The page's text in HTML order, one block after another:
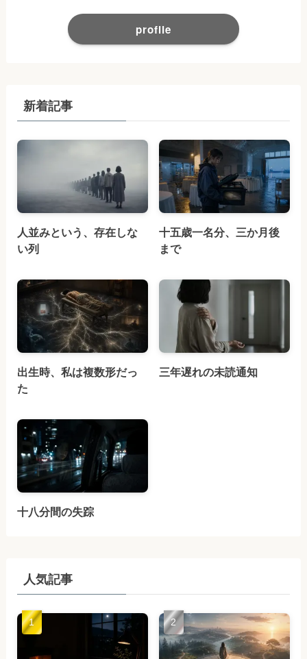
profile
新着記事
人並みという、存在しな
い列
十五歳一名分、三か月後
まで
出生時、私は複数形だっ
た
三年遅れの未読通知
十八分間の失踪
人気記事